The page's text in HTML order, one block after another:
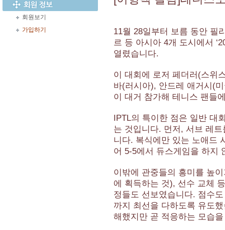
회원보기
가입하기
11월 28일부터 보름 동안 필
르 등 아시아 4개 도시에서
열렸습니다.
이 대회에 로저 페더러(스위
바(러시아), 안드레 애거시(
이 대거 참가해 테니스 팬들
IPTL의 특이한 점은 일반 대
는 것입니다. 먼저, 서브 레
니다. 복식에만 있는 노애드
어 5-5에서 듀스게임을 하지
이밖에 관중들의 흥미를 높
에 획득하는 것), 선수 교체
정들도 선보였습니다. 점수
까지 최선을 다하도록 유도
해했지만 곧 적응하는 모습